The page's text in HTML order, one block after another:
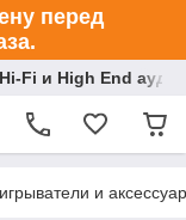
перед
Fi и High End
и